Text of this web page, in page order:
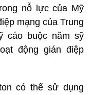
nỗ lực của Mỹ
mạng của Trung
cáo buộc năm sỹ
động gián điệp
có thể sử dụng